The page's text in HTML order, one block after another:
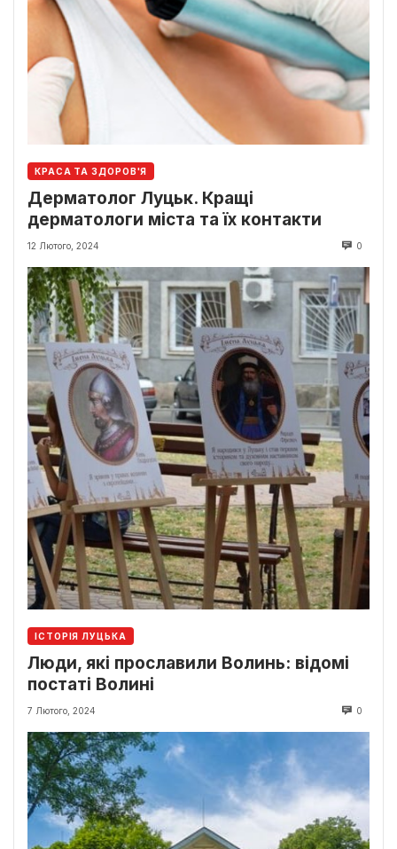
КРАСА ТА ЗДОРОВ'Я
Дерматолог Луцьк. Кращі
дерматологи міста та їх контакти
12 Лютого, 2024 0
ІСТОРІЯ ЛУЦЬКА
Люди, які прославили Волинь: відомі
постаті Волині
7 Лютого, 2024 0